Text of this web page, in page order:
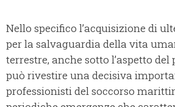
Nello specifico l’acquisizione di
per la salvaguardia della vita
terrestre, anche sotto l’aspetto del
può rivestire una decisiva
professionisti del soccorso